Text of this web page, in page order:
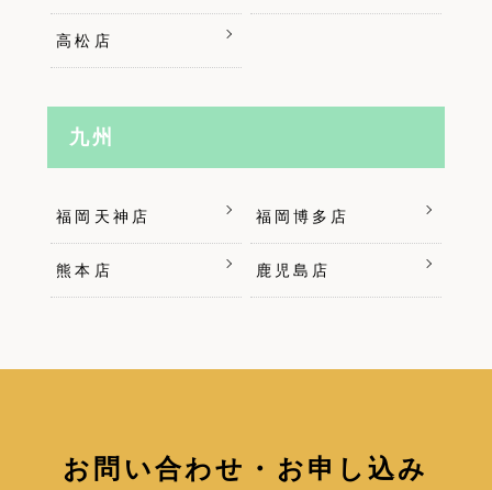
高松店
九州
福岡天神店 福岡博多店
熊本店 鹿児島店
お問い合わせ・お申し込み